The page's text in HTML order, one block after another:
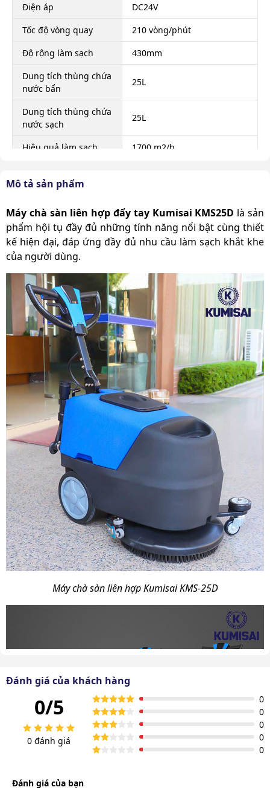
Mô tả sản phẩm
Máy chà sàn liên hợp đẩy tay Kumisai KMS25D là sản
phẩm hội tụ đầy đủ những tính năng nổi bật cùng thiết
kế hiện đại, đáp ứng đầy đủ nhu cầu làm sạch khắt khe
của người dùng.
Máy chà sàn liên hợp Kumisai KMS-25D
Điện áp
DC24V
Tốc độ vòng quay
210 vòng/phút
Độ rộng làm sạch
430mm
Dung tích thùng chứa
nước bẩn
25L
Dung tích thùng chứa
nước sạch
25L
Hiệu quả làm sạch
1700 m2/h
phẩm
Xuất xứ
Chính hãng
Thời gian bảo hành
motor
Thời gian bảo hành
phần điện và bơm
12 tháng
Thời gian bảo hành
bình ắc quy, sạc và
van từ
6 tháng
Đánh giá của khách hàng
0/5
0 đánh giá
0
0
0
0
0
Đánh giá của bạn